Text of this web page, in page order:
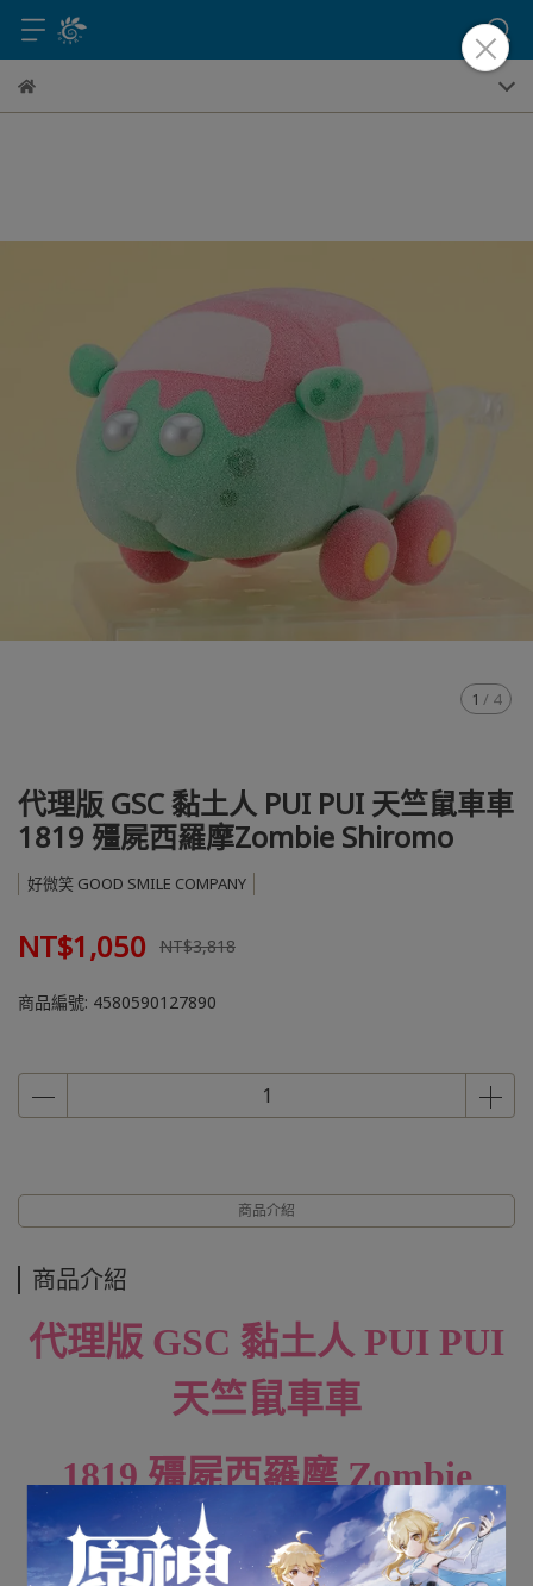
1 / 4
代理版 GSC 黏土人 PUI PUI 天竺鼠車車
1819 殭屍西羅摩Zombie Shiromo
好微笑 GOOD SMILE COMPANY
NT$1,050 NT$3,818
商品編號: 4580590127890
商品介紹
商品介紹
代理版 GSC 黏土人 PUI PUI
天竺鼠車車
1819 殭屍西羅摩 Zombie
Shiromo